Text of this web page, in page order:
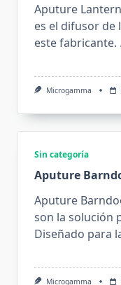
Aputure
es el difusor de
este fabricante.
Microgamma
Sin categoría
Aputure
Aputure
son la solución
Diseñado para
Microgamma